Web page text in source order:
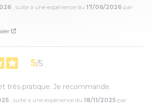
, suite à une expérience du 17/06/2026 par
5/5
très pratique. Je recommande.
, suite à une expérience du 18/11/2025 par